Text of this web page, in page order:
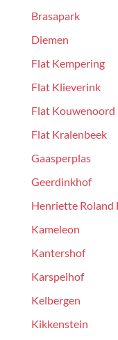
Brasapark
Diemen
Flat Kempering
Flat Klieverink
Flat Kouwenoord
Flat Kralenbeek
Gaasperplas
Geerdinkhof
Henriette Roland
Kameleon
Kantershof
Karspelhof
Kelbergen
Kikkenstein